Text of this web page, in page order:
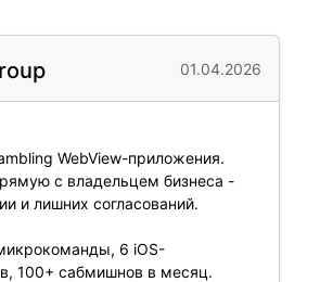
01.04.2026
WebView-приложения.
с владельцем бизнеса -
и лишних согласований.
6 iOS-
100+ сабмишнов в месяц.